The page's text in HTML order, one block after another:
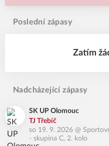
Poslední zápasy
Zatím
Nadcházející zápasy
SK UP Olomouc
TJ Třebíč
so 19. 9. 2026 @
- skupina C, 2. kolo